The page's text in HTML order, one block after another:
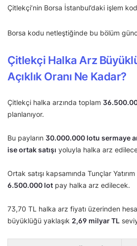
Çitlekçi’nin Borsa İstanbul’daki işlem
Borsa kodu netleştiğinde bu bölüm
Çitlekçi Halka Arz
Açıklık Oranı Ne Kadar?
Çitlekçi halka arzında toplam
planlanıyor.
Bu payların 30.000.000 lotu sermaye
ise ortak satışı yoluyla halka arz
Ortak satışı kapsamında Tunçlar
6.500.000 lot pay halka arz edilecek.
73,70 TL halka arz fiyatı üzerinden
büyüklüğü yaklaşık 2,69 milyar TL